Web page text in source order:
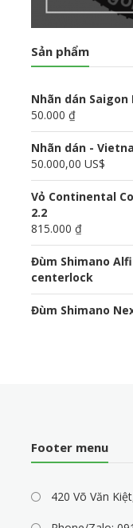
Sản phẩm
Nhãn dán Saigon
50.000 ₫
Nhãn dán -
50.000,00 US$
Vỏ Continental
2.2
815.000 ₫
Đùm Shimano
centerlock
Đùm Shimano
Footer menu
420 Võ Văn